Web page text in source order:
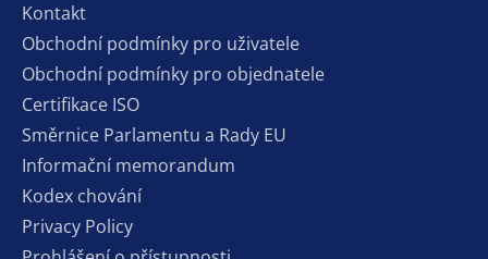
Kontakt
Obchodní podmínky pro uživatele
Obchodní podmínky pro objednatele
Certifikace ISO
Směrnice Parlamentu a Rady EU
Informační memorandum
Kodex chování
Privacy Policy